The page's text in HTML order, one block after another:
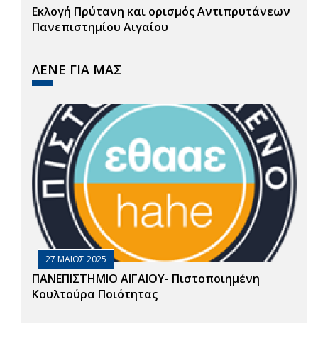
Εκλογή Πρύτανη και ορισμός Αντιπρυτάνεων
Πανεπιστημίου Αιγαίου
ΛΕΝΕ ΓΙΑ ΜΑΣ
27 ΜΑΙΟΣ 2025
ΠΑΝΕΠΙΣΤΗΜΙΟ ΑΙΓΑΙΟΥ- Πιστοποιημένη
Κουλτούρα Ποιότητας